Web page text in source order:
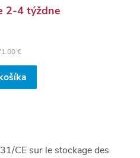
2-4 týždne
€
CE sur le stockage des